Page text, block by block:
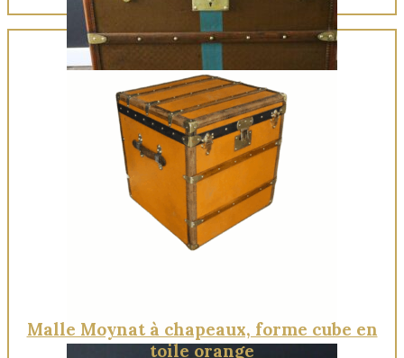
Quick View
Malle Moynat à chapeaux, forme cube en
toile orange